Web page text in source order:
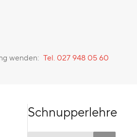
wenden: Tel. 027 948 05 60
Schnupperlehre